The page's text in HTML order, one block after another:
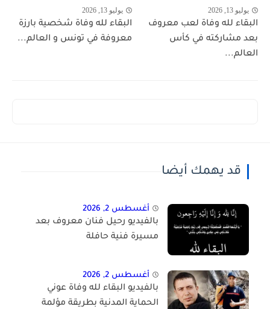
يوليو 13, 2026
البقاء لله وفاة لعب معروف
بعد مشاركته في كأس
العالم...
يوليو 13, 2026
البقاء لله وفاة شخصية بارزة
معروفة في تونس و العالم...
قد يهمك أيضا
أغسطس 2, 2026
بالفيديو رحيل فنان معروف بعد
مسيرة فنية حافلة
أغسطس 2, 2026
بالفيديو البقاء لله وفاة عوني
الحماية المدنية بطريقة مؤلمة